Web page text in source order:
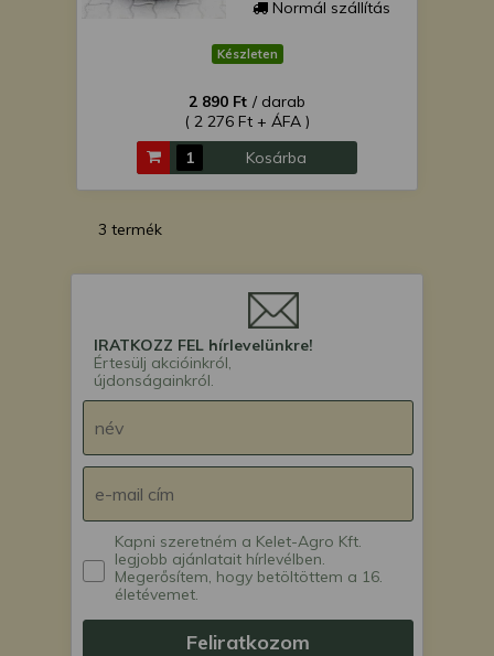
Normál szállítás
Készleten
2 890 Ft / darab
( 2 276 Ft + ÁFA )
Kosárba
3 termék
IRATKOZZ FEL hírlevelünkre!
Értesülj akcióinkról,
újdonságainkról.
Kapni szeretném a Kelet-Agro Kft.
legjobb ajánlatait hírlevélben.
Megerősítem, hogy betöltöttem a 16.
életévemet.
Feliratkozom